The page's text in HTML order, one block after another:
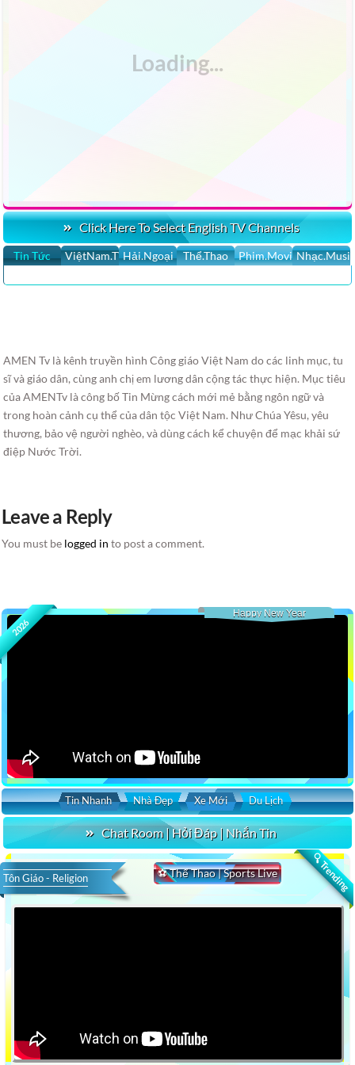
Click Here To Select English TV Channels
Tin Tức ViệtNam.TVHải.Ngoại Thể.Thao Phim.MoviesNhạc.Music
AMEN Tv là kênh truyền hình Công giáo Việt Nam do các linh mục, tu
sĩ và giáo dân, cùng anh chị em lương dân cộng tác thực hiện. Mục tiêu
của AMENTv là công bố Tin Mừng cách mới mẻ bằng ngôn ngữ và
trong hoàn cảnh cụ thể của dân tộc Việt Nam. Như Chúa Yêsu, yêu
thương, bảo vệ người nghèo, và dùng cách kể chuyện để mạc khải sứ
điệp Nước Trời.
Leave a Reply
You must be logged in to post a comment.
2026
Happy New Year
Tin Nhanh Nhà Đẹp Xe Mới Du Lịch
Chat Room | Hỏi Đáp | Nhắn Tin
🔍 Trending
⚽ Thể Thao | Sports Live
Tôn Giáo - Religion